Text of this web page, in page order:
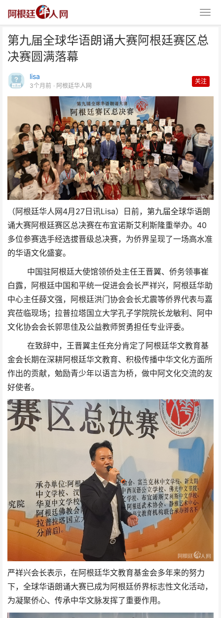
第九届全球华语朗诵大赛阿根廷赛区总
决赛圆满落幕
lisa
3个月前 · 阿根廷华人网
关注
（阿根廷华人网4月27日讯Lisa）日前，第九届全球华语朗
诵大赛阿根廷赛区总决赛在布宜诺斯艾利斯隆重举办。40
多位参赛选手经选拔晋级总决赛，为侨界呈现了一场高水准
的华语文化盛宴。
中国驻阿根廷大使馆领侨处主任王晋翼、侨务领事崔
白露，阿根廷中国和平统一促进会会长严祥兴，阿根廷华助
中心主任薛文强，阿根廷洪门协会会长尤震等侨界代表与嘉
宾莅临现场；拉普拉塔国立大学孔子学院院长龙敏利、阿中
文化协会会长郭思佳及公益教师贺勇担任专业评委。
在致辞中，王晋翼主任充分肯定了阿根廷华文教育基
金会长期在深耕阿根廷华文教育、积极传播中华文化方面所
作出的贡献，勉励青少年以语言为桥，做中阿文化交流的友
好使者。
严祥兴会长表示，在阿根廷华文教育基金会多年来的努力
下，全球华语朗诵大赛已成为阿根廷侨界标志性文化活动，
为凝聚侨心、传承中华文脉发挥了重要作用。
第九届全球华语朗诵大赛阿根廷赛
区总决赛圆满落幕